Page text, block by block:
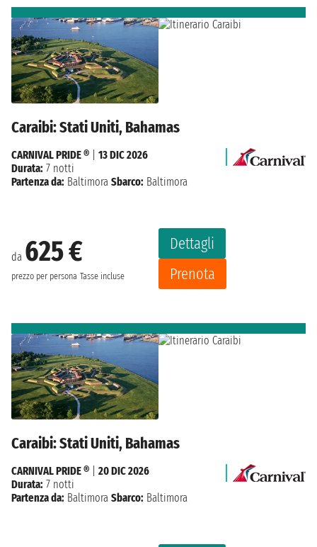
Caraibi: Stati Uniti, Bahamas
da 625 €
prezzo per persona Tasse incluse
Dettagli
Prenota
CARNIVAL PRIDE ®
13 DIC 2026
Durata: 7 notti
Partenza da: Baltimora Sbarco: Baltimora
Caraibi: Stati Uniti, Bahamas
CARNIVAL PRIDE ®
20 DIC 2026
Durata: 7 notti
Partenza da: Baltimora Sbarco: Baltimora